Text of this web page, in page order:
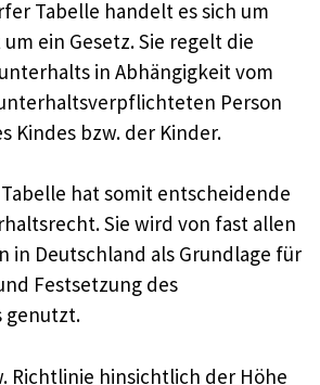
Tabelle handelt es sich um
ein Gesetz. Sie regelt die
in Abhängigkeit vom
Person
Kindes bzw. der Kinder.
hat somit entscheidende
Sie wird von fast allen
in Deutschland als Grundlage für
Festsetzung des
genutzt.
Richtlinie hinsichtlich der Höhe